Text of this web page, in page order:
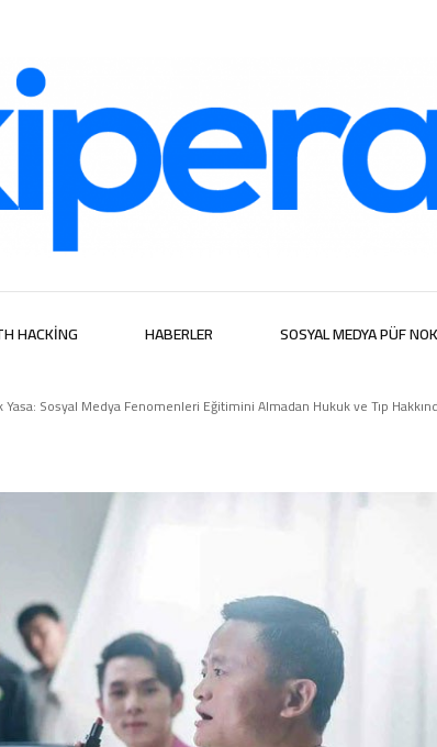
HACKING HABERLER SOSYAL MEDYA PÜF
Sosyal Medya Fenomenleri Eğitimini Almadan Hukuk ve Tıp